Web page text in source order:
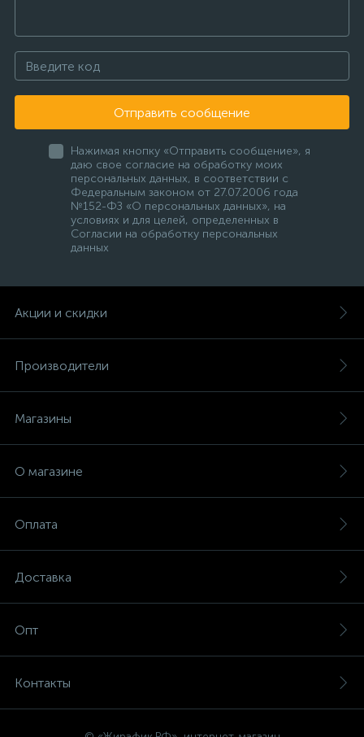
Отправить сообщение
Нажимая кнопку «Отправить сообщение», я
даю свое согласие на обработку моих
персональных данных, в соответствии с
Федеральным законом от 27.07.2006 года
№152-ФЗ «О персональных данных», на
условиях и для целей, определенных в
Согласии на обработку персональных
данных
Акции и скидки
Производители
Магазины
О магазине
Оплата
Доставка
Опт
Контакты